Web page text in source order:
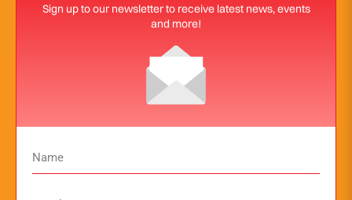
Sign up to our newsletter to receive latest news, events
and more!